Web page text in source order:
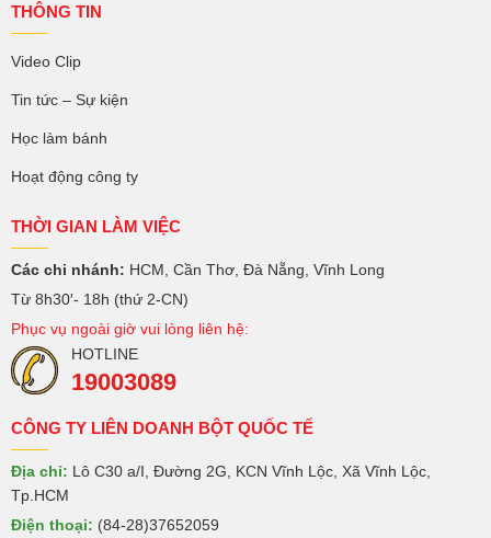
THÔNG TIN
Video Clip
Tin tức – Sự kiện
Học làm bánh
Hoạt động công ty
THỜI GIAN LÀM VIỆC
Các chi nhánh: HCM, Cần Thơ, Đà Nẵng, Vĩnh Long
Từ 8h30′- 18h (thứ 2-CN)
Phục vụ ngoài giờ vui lòng liên hệ:
HOTLINE
19003089
CÔNG TY LIÊN DOANH BỘT QUỐC TẾ
Địa chỉ: Lô C30 a/I, Đường 2G, KCN Vĩnh Lộc, Xã Vĩnh Lộc,
Tp.HCM
Điện thoại: (84-28)37652059